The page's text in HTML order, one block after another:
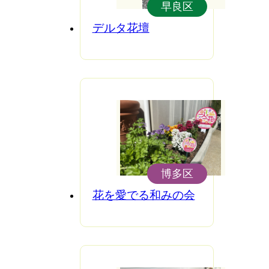
デルタ花壇
早良区
花を愛でる和みの会
博多区